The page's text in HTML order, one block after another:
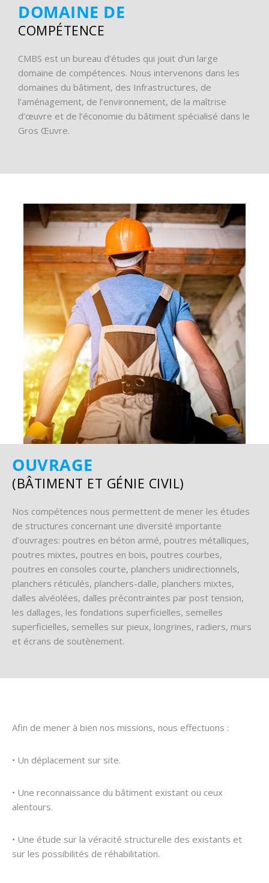
DOMAINE DE
COMPÉTENCE
CMBS est un bureau d’études qui jouit d’un large
domaine de compétences. Nous intervenons dans les
domaines du bâtiment, des Infrastructures, de
l’aménagement, de l’environnement, de la maîtrise
d’œuvre et de l’économie du bâtiment spécialisé dans le
Gros Œuvre.
OUVRAGE
(BÂTIMENT ET GÉNIE CIVIL)
Nos compétences nous permettent de mener les études
de structures concernant une diversité importante
d’ouvrages: poutres en béton armé, poutres métalliques,
poutres mixtes, poutres en bois, poutres courbes,
poutres en consoles courte, planchers unidirectionnels,
planchers réticulés, planchers-dalle, planchers mixtes,
dalles alvéolées, dalles précontraintes par post tension,
les dallages, les fondations superficielles, semelles
superficielles, semelles sur pieux, longrines, radiers, murs
et écrans de soutènement.
Afin de mener à bien nos missions, nous effectuons :
• Un déplacement sur site.
• Une reconnaissance du bâtiment existant ou ceux
alentours.
• Une étude sur la véracité structurelle des existants et
sur les possibilités de réhabilitation.